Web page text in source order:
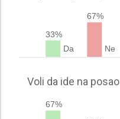
33%
Da
67%
Ne
Voli da ide na posao
67%